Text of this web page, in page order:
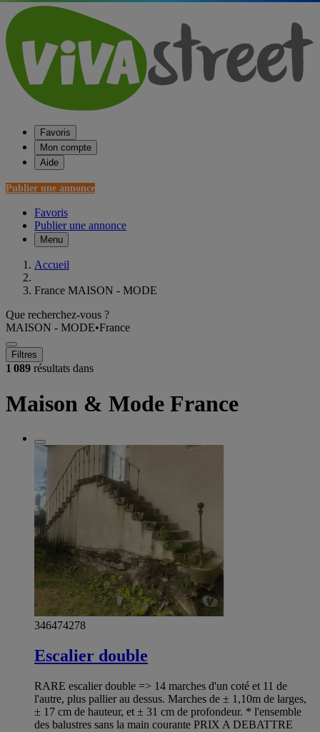
Favoris
Mon compte
Aide
Publier une annonce
Favoris
Publier une annonce
Menu
Accueil
France MAISON - MODE
Que recherchez-vous ?
MAISON - MODE•France
Filtres
1 089 résultats dans
Maison & Mode France
346474278
Escalier double
RARE escalier double => 14 marches d'un coté et 11 de
l'autre, plus pallier au dessus. Marches de ± 1,10m de larges,
± 17 cm de hauteur, et ± 31 cm de profondeur. * l'ensemble
des balustres sans la main courante PRIX A DEBATTRE